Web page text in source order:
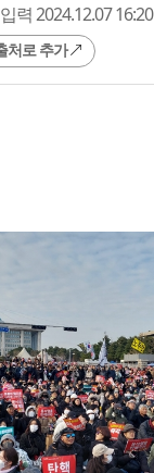
입력 2024.12.07 16:20
처로 추가